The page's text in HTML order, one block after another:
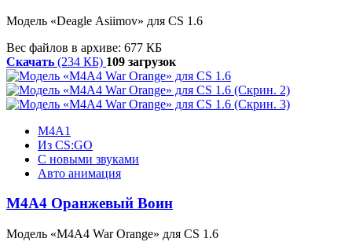
Модель «Deagle Asiimov» для CS 1.6
Вес файлов в архиве: 677 КБ
Скачать (234 КБ) 109 загрузок
M4A1
Из CS:GO
С новыми звуками
Авто анимация
M4A4 Оранжевый Воин
Модель «M4A4 War Orange» для CS 1.6